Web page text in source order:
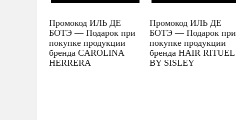
Промокод ИЛЬ ДЕ
БОТЭ — Подарок при
покупке продукции
бренда CAROLINA
HERRERA
Промокод ИЛЬ ДЕ
БОТЭ — Подарок при
покупке продукции
бренда HAIR RITUEL
BY SISLEY